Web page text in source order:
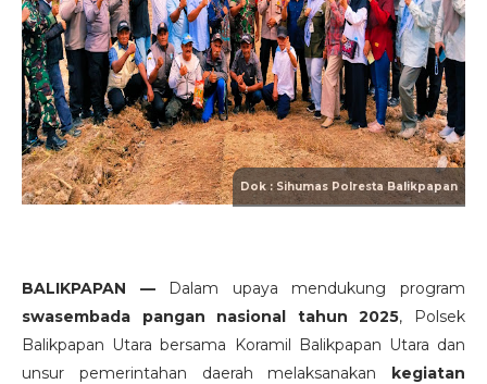
BALIKPAPAN —Dalam upaya mendukung program
swasembada pangan nasional tahun 2025, Polsek
Balikpapan Utara bersama Koramil Balikpapan Utara dan
unsur pemerintahan daerah melaksanakan kegiatan